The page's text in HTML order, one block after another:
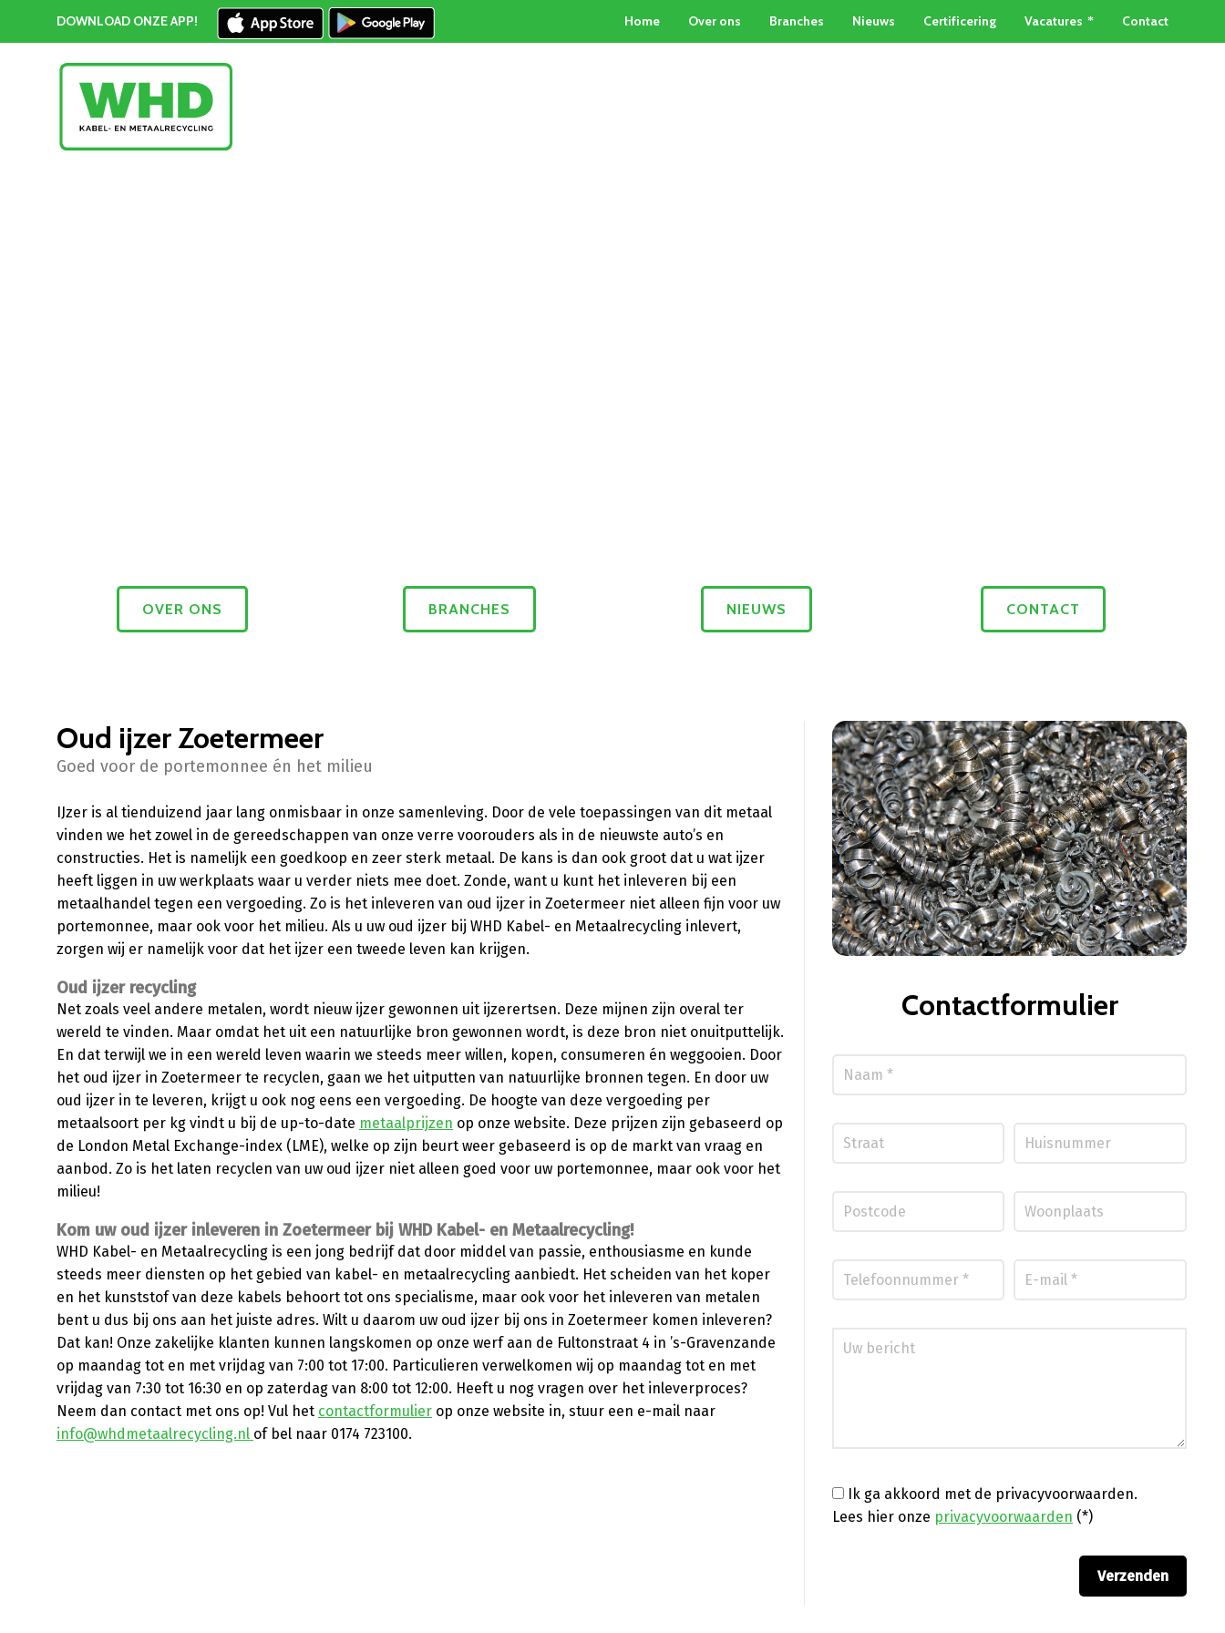
DOWNLOAD ONZE APP! Home Over ons Branches Nieuws Certificering Vacatures Contact
OVER ONS BRANCHES NIEUWS CONTACT
Oud ijzer Zoetermeer
Goed voor de portemonnee én het milieu
IJzer is al tienduizend jaar lang onmisbaar in onze samenleving. Door de vele toepassingen van dit metaal
vinden we het zowel in de gereedschappen van onze verre voorouders als in de nieuwste auto’s en
constructies. Het is namelijk een goedkoop en zeer sterk metaal. De kans is dan ook groot dat u wat ijzer
heeft liggen in uw werkplaats waar u verder niets mee doet. Zonde, want u kunt het inleveren bij een
metaalhandel tegen een vergoeding. Zo is het inleveren van oud ijzer in Zoetermeer niet alleen fijn voor uw
portemonnee, maar ook voor het milieu. Als u uw oud ijzer bij WHD Kabel- en Metaalrecycling inlevert,
zorgen wij er namelijk voor dat het ijzer een tweede leven kan krijgen.
Oud ijzer recycling
Net zoals veel andere metalen, wordt nieuw ijzer gewonnen uit ijzerertsen. Deze mijnen zijn overal ter
wereld te vinden. Maar omdat het uit een natuurlijke bron gewonnen wordt, is deze bron niet onuitputtelijk.
En dat terwijl we in een wereld leven waarin we steeds meer willen, kopen, consumeren én weggooien. Door
het oud ijzer in Zoetermeer te recyclen, gaan we het uitputten van natuurlijke bronnen tegen. En door uw
oud ijzer in te leveren, krijgt u ook nog eens een vergoeding. De hoogte van deze vergoeding per
metaalsoort per kg vindt u bij de up-to-date metaalprijzen op onze website. Deze prijzen zijn gebaseerd op
de London Metal Exchange-index (LME), welke op zijn beurt weer gebaseerd is op de markt van vraag en
aanbod. Zo is het laten recyclen van uw oud ijzer niet alleen goed voor uw portemonnee, maar ook voor het
milieu!
Kom uw oud ijzer inleveren in Zoetermeer bij WHD Kabel- en Metaalrecycling!
WHD Kabel- en Metaalrecycling is een jong bedrijf dat door middel van passie, enthousiasme en kunde
steeds meer diensten op het gebied van kabel- en metaalrecycling aanbiedt. Het scheiden van het koper
en het kunststof van deze kabels behoort tot ons specialisme, maar ook voor het inleveren van metalen
bent u dus bij ons aan het juiste adres. Wilt u daarom uw oud ijzer bij ons in Zoetermeer komen inleveren?
Dat kan! Onze zakelijke klanten kunnen langskomen op onze werf aan de Fultonstraat 4 in ’s-Gravenzande
op maandag tot en met vrijdag van 7:00 tot 17:00. Particulieren verwelkomen wij op maandag tot en met
vrijdag van 7:30 tot 16:30 en op zaterdag van 8:00 tot 12:00. Heeft u nog vragen over het inleverproces?
Neem dan contact met ons op! Vul het contactformulier op onze website in, stuur een e-mail naar
info@whdmetaalrecycling.nl of bel naar 0174 723100.
Contactformulier
Ik ga akkoord met de privacyvoorwaarden.
Lees hier onze privacyvoorwaarden (*)